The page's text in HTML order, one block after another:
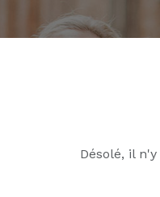
Désolé, il